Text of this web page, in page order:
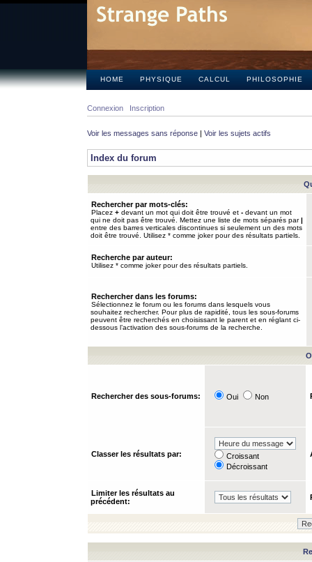
HOME PHYSIQUE CALCUL PHILOSOPHIE
Connexion Inscription
Voir les messages sans réponse | Voir les sujets actifs
Index du forum
Rechercher par mots-clés:
Placez + devant un mot qui doit être trouvé et - devant un mot
qui ne doit pas être trouvé. Mettez une liste de mots séparés par|
entre des barres verticales discontinues si seulement un des mots
doit être trouvé. Utilisez * comme joker pour des résultats partiels.
Recherche par auteur:
Utilisez * comme joker pour des résultats partiels.
Rechercher dans les forums:
Sélectionnez le forum ou les forums dans lesquels vous
souhaitez rechercher. Pour plus de rapidité, tous les sous-forums
peuvent être recherchés en choisissant le parent et en réglant ci-
dessous l’activation des sous-forums de la recherche.
Rechercher des sous-forums: Oui Non
Classer les résultats par:
Croissant
Décroissant
Limiter les résultats au
précédent: